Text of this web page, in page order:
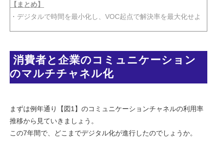
【まとめ】
・デジタルで時間を最小化し、VOC起点で解決率を最大化せよ
のマルチチャネル化
まずは例年通り【図1】のコミュニケーションチャネルの利用率
推移から見ていきましょう。
この7年間で、どこまでデジタル化が進行したのでしょうか。